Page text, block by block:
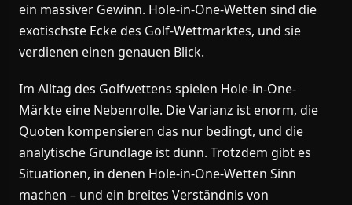
ein massiver Gewinn. Hole-in-One-Wetten sind die
exotischste Ecke des Golf-Wettmarktes, und sie
verdienen einen genauen Blick.
Im Alltag des Golfwettens spielen Hole-in-One-
Märkte eine Nebenrolle. Die Varianz ist enorm, die
Quoten kompensieren das nur bedingt, und die
analytische Grundlage ist dünn. Trotzdem gibt es
Situationen, in denen Hole-in-One-Wetten Sinn
machen – und ein breites Verständnis von